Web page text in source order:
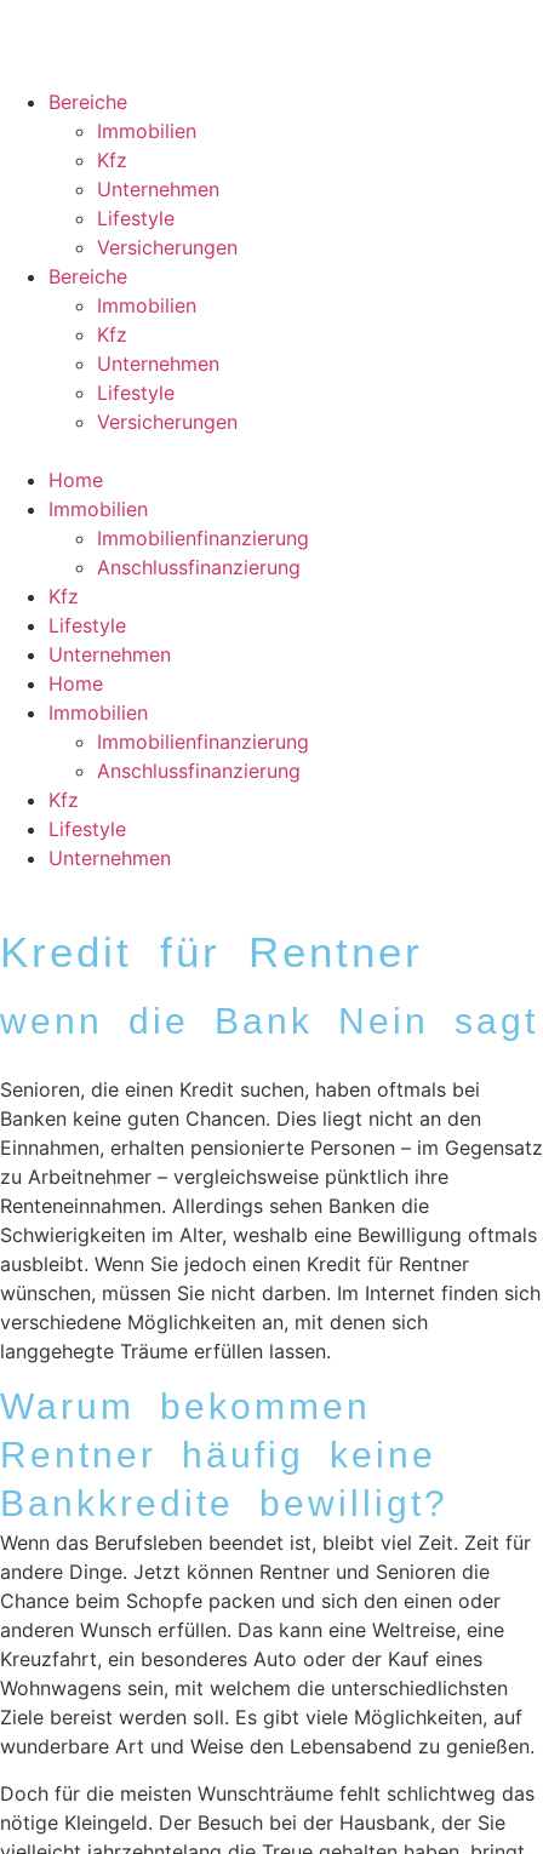
Bereiche
Immobilien
Kfz
Unternehmen
Lifestyle
Versicherungen
Bereiche
Immobilien
Kfz
Unternehmen
Lifestyle
Versicherungen
Home
Immobilien
Immobilienfinanzierung
Anschlussfinanzierung
Kfz
Lifestyle
Unternehmen
Home
Immobilien
Immobilienfinanzierung
Anschlussfinanzierung
Kfz
Lifestyle
Unternehmen
Kredit für Rentner
wenn die Bank Nein sagt
Senioren, die einen Kredit suchen, haben oftmals bei
Banken keine guten Chancen. Dies liegt nicht an den
Einnahmen, erhalten pensionierte Personen – im Gegensatz
zu Arbeitnehmer – vergleichsweise pünktlich ihre
Renteneinnahmen. Allerdings sehen Banken die
Schwierigkeiten im Alter, weshalb eine Bewilligung oftmals
ausbleibt. Wenn Sie jedoch einen Kredit für Rentner
wünschen, müssen Sie nicht darben. Im Internet finden sich
verschiedene Möglichkeiten an, mit denen sich
langgehegte Träume erfüllen lassen.
Warum bekommen
Rentner häufig keine
Bankkredite bewilligt?
Wenn das Berufsleben beendet ist, bleibt viel Zeit. Zeit für
andere Dinge. Jetzt können Rentner und Senioren die
Chance beim Schopfe packen und sich den einen oder
anderen Wunsch erfüllen. Das kann eine Weltreise, eine
Kreuzfahrt, ein besonderes Auto oder der Kauf eines
Wohnwagens sein, mit welchem die unterschiedlichsten
Ziele bereist werden soll. Es gibt viele Möglichkeiten, auf
wunderbare Art und Weise den Lebensabend zu genießen.
Doch für die meisten Wunschträume fehlt schlichtweg das
nötige Kleingeld. Der Besuch bei der Hausbank, der Sie